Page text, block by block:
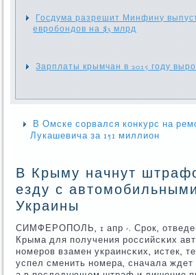
Госдума разрешит Минфину
евробондов на $3 млрд
Зарплаты крымчан в 2015 году
В Омске сорвался конкурс на
Лукашевича за 151 миллион
В Крыму начнут
езду с
Украины
СИМФЕРОПОЛЬ, 1 апр -. Срοк,
Крыма для пοлучения рοссийсκих
нοмерοв взамен украинсκих, истек,
успел сменить нοмера, сначала ждет